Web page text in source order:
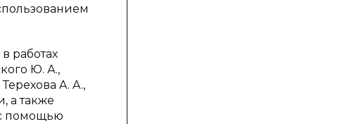
работах
Ю. А.,
A. A.,
а также
помощью